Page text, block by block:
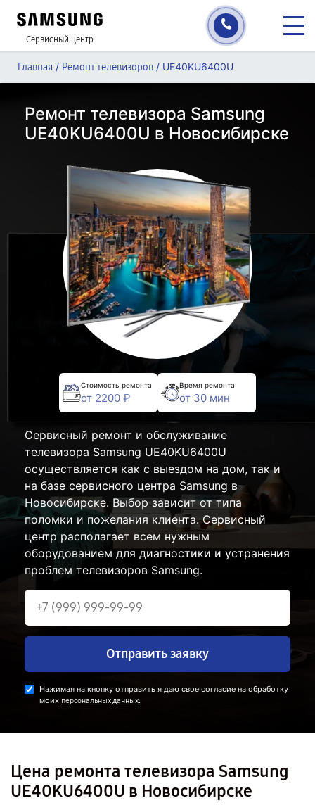
Сервисный центр
Главная / Ремонт телевизоров / UE40KU6400U
Ремонт телевизора Samsung
UE40KU6400U в Новосибирске
Стоимость ремонта
от 2200 ₽
Время ремонта
от 30 мин
Сервисный ремонт и обслуживание
телевизора Samsung UE40KU6400U
осуществляется как с выездом на дом, так и
на базе сервисного центра Samsung в
Новосибирске. Выбор зависит от типа
поломки и пожелания клиента. Сервисный
центр располагает всем нужным
оборудованием для диагностики и устранения
проблем телевизоров Samsung.
Отправить заявку
Нажимая на кнопку отправить я даю свое согласие на обработку
моих персональных данных.
Цена ремонта телевизора Samsung
UE40KU6400U в Новосибирске